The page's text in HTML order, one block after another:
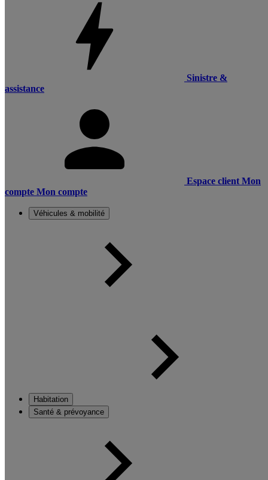
Sinistre &
assistance
Espace client Mon
compte Mon compte
Véhicules & mobilité
Habitation
Santé & prévoyance